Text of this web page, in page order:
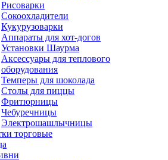
Рисоварки
Сокоохладители
Кукурузоварки
Аппараты для хот-догов
Установки Шаурма
Аксессуары для теплового
оборудования
Темперы для шоколада
Столы для пиццы
Фритюрницы
Чебуречницы
Электрошашлычницы
торговые